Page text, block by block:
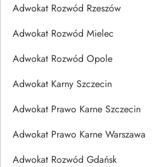
Adwokat Rozwód Rzeszów
Adwokat Rozwód Mielec
Adwokat Rozwód Opole
Adwokat Karny Szczecin
Adwokat Prawo Karne Szczecin
Adwokat Prawo Karne Warszawa
Adwokat Rozwód Gdańsk